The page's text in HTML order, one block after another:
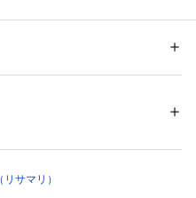
レースに、小花の刺しゅうを
ンなテイストを演出。
じ柄いきのケミカルナローレ
レタン
サマリ）